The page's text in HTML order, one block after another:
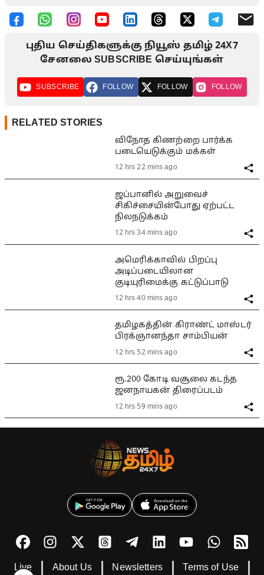
புதிய செய்திகளுக்கு நியூஸ் தமிழ் 24X7
சேனலை SUBSCRIBE செய்யுங்கள்
SUBSCRIBE FOLLOW FOLLOW FOLLOW
RELATED STORIES
விநோத கிணற்றை பார்க்க
படையெடுக்கும் மக்கள்
12 hrs 22 mins ago
ஜப்பானில் அறுவைச்
சிகிச்சையின்போது ஏற்பட்ட
நிலநடுக்கம்
12 hrs 34 mins ago
அமெரிக்காவில் பிறப்பு
அடிப்படையிலான
குடியுரிமைக்கு கட்டுப்பாடு
12 hrs 40 mins ago
தமிழகத்தின் கிராண்ட் மாஸ்டர்
பிரக்ஞானந்தா சாம்பியன்
12 hrs 52 mins ago
ரூ.200 கோடி வசூலை கடந்த
ஜனநாயகன் திரைப்படம்
12 hrs 59 mins ago
Live About Us Newsletters Terms of Use